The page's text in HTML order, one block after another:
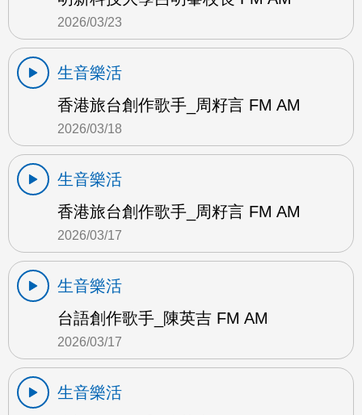
2026/03/23
生音樂活
香港旅台創作歌手_周籽言 FM AM
2026/03/18
生音樂活
香港旅台創作歌手_周籽言 FM AM
2026/03/17
生音樂活
台語創作歌手_陳英吉 FM AM
2026/03/17
生音樂活